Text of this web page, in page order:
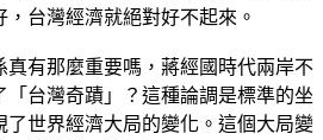
，台灣經濟就絕對好不起來。
真有那麼重要嗎，蔣經國時代兩岸不
台灣奇蹟」？這種論調是標準的坐
了世界經濟大局的變化。這個大局變